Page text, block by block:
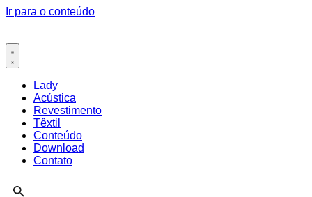
Ir para o conteúdo
Lady
Acústica
Revestimento
Têxtil
Conteúdo
Download
Contato